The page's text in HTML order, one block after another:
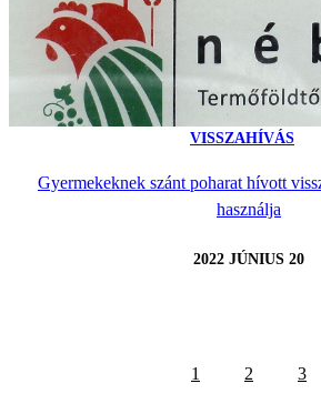
VISSZAHÍVÁS
Gyermekeknek szánt poharat hívott
használja
2022 JÚNIUS 20
1 2 3